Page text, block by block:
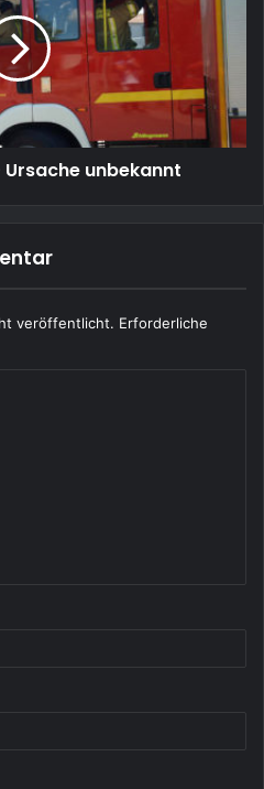
unbekannt
veröffentlicht. Erforderliche